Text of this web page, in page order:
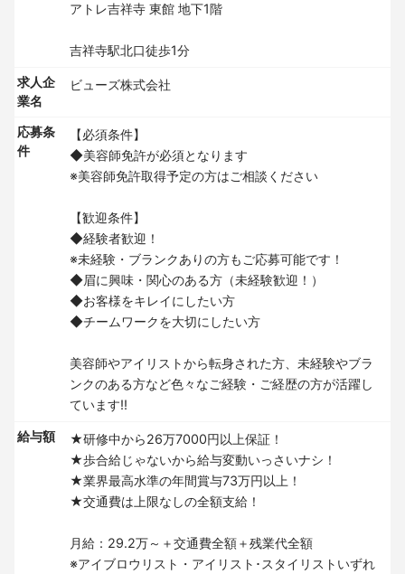
アトレ吉祥寺 東館 地下1階
吉祥寺駅北口徒歩1分
求人企
業名
ビューズ株式会社
応募条
件
【必須条件】
◆美容師免許が必須となります
※美容師免許取得予定の方はご相談ください
【歓迎条件】
◆経験者歓迎！
※未経験・ブランクありの方もご応募可能です！
◆眉に興味・関心のある方（未経験歓迎！）
◆お客様をキレイにしたい方
◆チームワークを大切にしたい方
美容師やアイリストから転身された方、未経験やブラ
ンクのある方など色々なご経験・ご経歴の方が活躍し
ています!!
給与額
★研修中から26万7000円以上保証！
★歩合給じゃないから給与変動いっさいナシ！
★業界最高水準の年間賞与73万円以上！
★交通費は上限なしの全額支給！
月給：29.2万～＋交通費全額＋残業代全額
※アイブロウリスト・アイリスト･スタイリストいずれ